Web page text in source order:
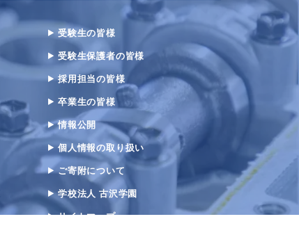
受験生の皆様
受験生保護者の皆様
採用担当の皆様
卒業生の皆様
情報公開
個人情報の取り扱い
ご寄附について
学校法人 古沢学園
サイトマップ